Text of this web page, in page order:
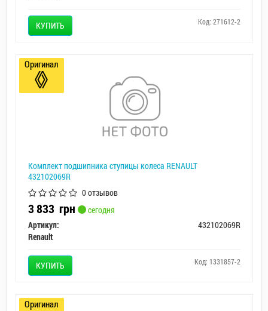
КУПИТЬ Код: 271612-2
Комплект подшипника ступицы колеса RENAULT
432102069R
0 отзывов
3 833 грн
сегодня
Артикул:
432102069R
Renault
КУПИТЬ Код: 1331857-2
Оригинал
Оригинал